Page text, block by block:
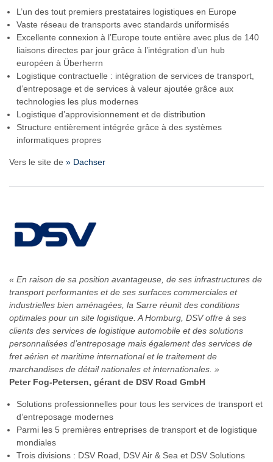
L’un des tout premiers prestataires logistiques en Europe
Vaste réseau de transports avec standards uniformisés
Excellente connexion à l’Europe toute entière avec plus de 140
liaisons directes par jour grâce à l’intégration d’un hub
européen à Überherrn
Logistique contractuelle : intégration de services de transport,
d’entreposage et de services à valeur ajoutée grâce aux
technologies les plus modernes
Logistique d’approvisionnement et de distribution
Structure entièrement intégrée grâce à des systèmes
informatiques propres
Vers le site de » Dachser
« En raison de sa position avantageuse, de ses infrastructures de
transport performantes et de ses surfaces commerciales et
industrielles bien aménagées, la Sarre réunit des conditions
optimales pour un site logistique. A Homburg, DSV offre à ses
clients des services de logistique automobile et des solutions
personnalisées d’entreposage mais également des services de
fret aérien et maritime international et le traitement de
marchandises de détail nationales et internationales. »
Peter Fog-Petersen, gérant de DSV Road GmbH
Solutions professionnelles pour tous les services de transport et
d’entreposage modernes
Parmi les 5 premières entreprises de transport et de logistique
mondiales
Trois divisions : DSV Road, DSV Air & Sea et DSV Solutions